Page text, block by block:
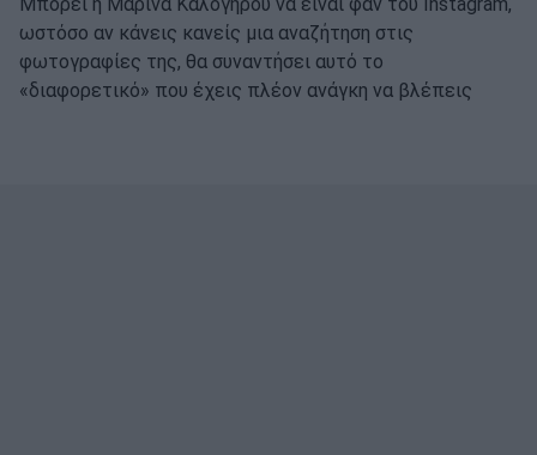
Μπορεί η Μαρίνα Καλογήρου να είναι φαν του Instagram,
ωστόσο αν κάνεις κανείς μια αναζήτηση στις
φωτογραφίες της, θα συναντήσει αυτό το
«διαφορετικό» που έχεις πλέον ανάγκη να βλέπεις